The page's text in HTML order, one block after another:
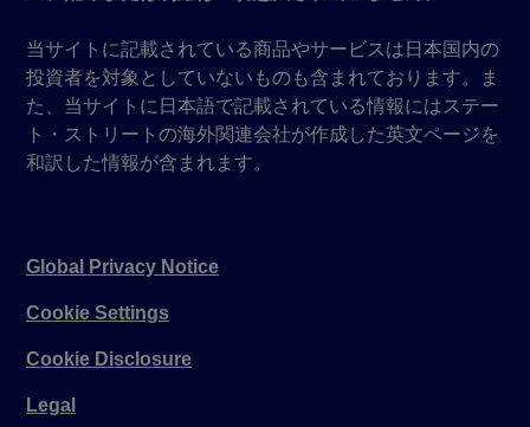
当サイトに記載されている商品やサービスは日本国内の
投資者を対象としていないものも含まれております。ま
た、当サイトに日本語で記載されている情報にはステー
ト・ストリートの海外関連会社が作成した英文ページを
和訳した情報が含まれます。
Global Privacy Notice
Cookie Settings
Cookie Disclosure
Legal